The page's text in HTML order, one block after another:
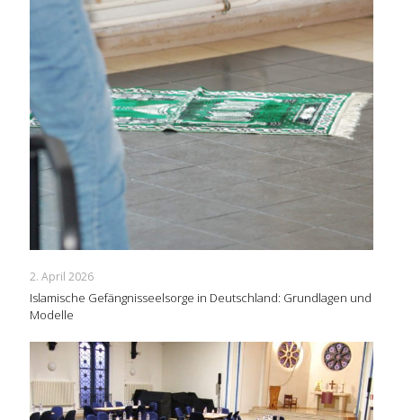
2. April 2026
Islamische Gefängnisseelsorge in Deutschland: Grundlagen und
Modelle